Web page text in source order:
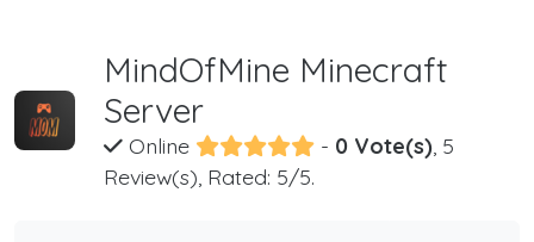
MindOfMine Minecraft
Server
Online - 0 Vote(s), 5
Review(s), Rated: 5/5.